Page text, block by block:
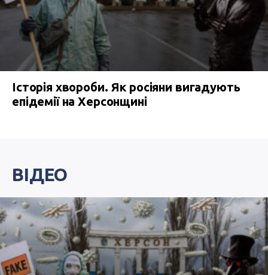
Історія хвороби. Як росіяни вигадують
епідемії на Херсонщині
ВІДЕО